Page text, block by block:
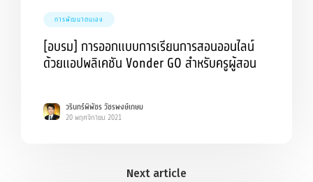
การพัฒนาตนเอง
[อบรม] การออกแบบการเรียนการสอนออนไลน์
ด้วยแอปพลิเคชัน Vonder GO สำหรับครูผู้สอน
วรินทร์พิพัชร วัชรพงษ์เกษม
20 พฤศจิกายน 2021